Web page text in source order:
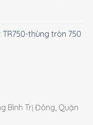
thùng tròn 750
Bình Trị Đông, Quận